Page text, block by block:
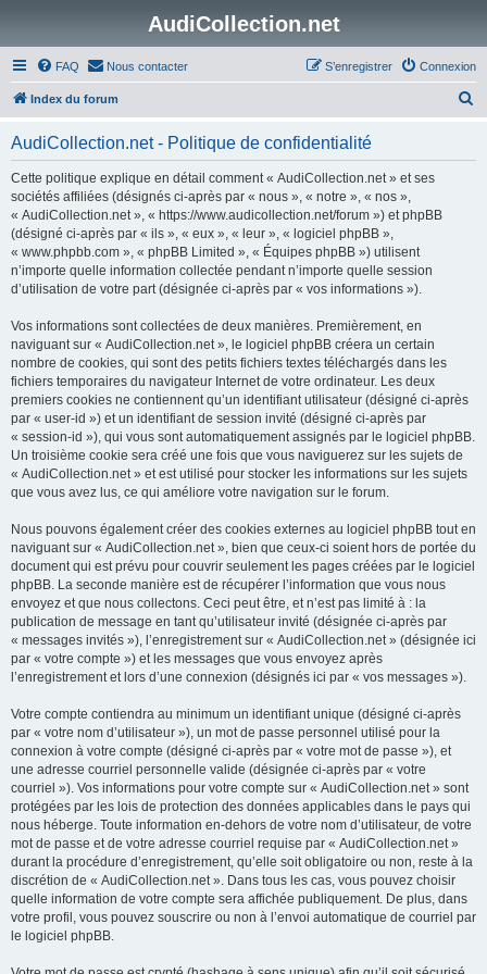
AudiCollection.net
FAQ Nous contacter Connexion
S’enregistrer
Index du forum
AudiCollection.net - Politique de confidentialité
Cette politique explique en détail comment « AudiCollection.net » et ses
sociétés affiliées (désignés ci-après par « nous », « notre », « nos »,
« AudiCollection.net », « https://www.audicollection.net/forum ») et phpBB
(désigné ci-après par « ils », « eux », « leur », « logiciel phpBB »,
« www.phpbb.com », « phpBB Limited », « Équipes phpBB ») utilisent
n’importe quelle information collectée pendant n’importe quelle session
d’utilisation de votre part (désignée ci-après par « vos informations »).
Vos informations sont collectées de deux manières. Premièrement, en
naviguant sur « AudiCollection.net », le logiciel phpBB créera un certain
nombre de cookies, qui sont des petits fichiers textes téléchargés dans les
fichiers temporaires du navigateur Internet de votre ordinateur. Les deux
premiers cookies ne contiennent qu’un identifiant utilisateur (désigné ci-après
par « user-id ») et un identifiant de session invité (désigné ci-après par
« session-id »), qui vous sont automatiquement assignés par le logiciel phpBB.
Un troisième cookie sera créé une fois que vous naviguerez sur les sujets de
« AudiCollection.net » et est utilisé pour stocker les informations sur les sujets
que vous avez lus, ce qui améliore votre navigation sur le forum.
Nous pouvons également créer des cookies externes au logiciel phpBB tout en
naviguant sur « AudiCollection.net », bien que ceux-ci soient hors de portée du
document qui est prévu pour couvrir seulement les pages créées par le logiciel
phpBB. La seconde manière est de récupérer l’information que vous nous
envoyez et que nous collectons. Ceci peut être, et n’est pas limité à : la
publication de message en tant qu’utilisateur invité (désignée ci-après par
« messages invités »), l’enregistrement sur « AudiCollection.net » (désignée ici
par « votre compte ») et les messages que vous envoyez après
l’enregistrement et lors d’une connexion (désignés ici par « vos messages »).
Votre compte contiendra au minimum un identifiant unique (désigné ci-après
par « votre nom d’utilisateur »), un mot de passe personnel utilisé pour la
connexion à votre compte (désigné ci-après par « votre mot de passe »), et
une adresse courriel personnelle valide (désignée ci-après par « votre
courriel »). Vos informations pour votre compte sur « AudiCollection.net » sont
protégées par les lois de protection des données applicables dans le pays qui
nous héberge. Toute information en-dehors de votre nom d’utilisateur, de votre
mot de passe et de votre adresse courriel requise par « AudiCollection.net »
durant la procédure d’enregistrement, qu’elle soit obligatoire ou non, reste à la
discrétion de « AudiCollection.net ». Dans tous les cas, vous pouvez choisir
quelle information de votre compte sera affichée publiquement. De plus, dans
votre profil, vous pouvez souscrire ou non à l’envoi automatique de courriel par
le logiciel phpBB.